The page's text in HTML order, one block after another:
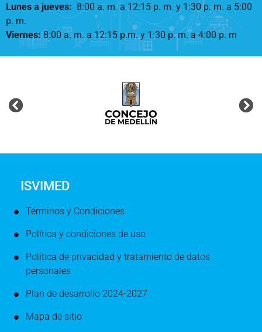
Lunes a jueves: 8:00 a. m. a 12:15 p. m. y 1:30 p. m. a 5:00
p. m.
Viernes:8:00 a. m. a 12:15 p.m. y 1:30 p. m. a 4:00 p. m
ISVIMED
Términos y Condiciones
Política y condiciones de uso
Política de privacidad y tratamiento de datos
personales
Plan de desarrollo 2024-2027
Mapa de sitio